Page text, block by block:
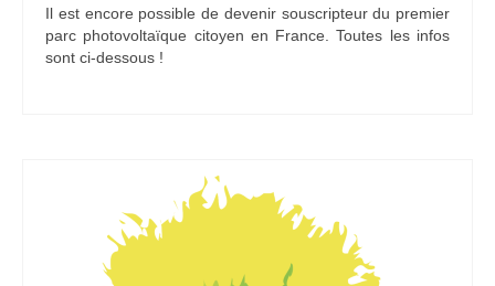
Ramassages citoyens de déchets
CONTACT
Il est encore possible de devenir souscripteur du premier
parc photovoltaïque citoyen en France. Toutes les infos
sont ci-dessous !